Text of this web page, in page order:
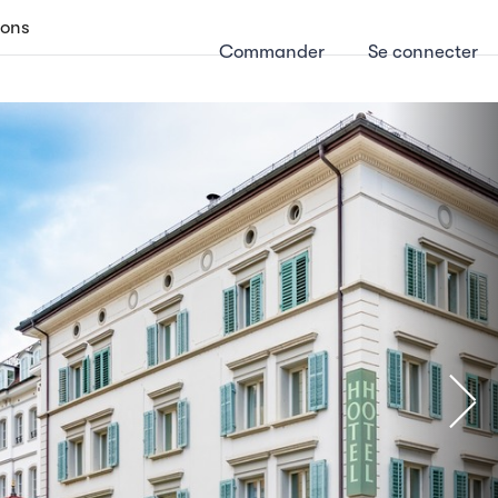
Commander Se connecter